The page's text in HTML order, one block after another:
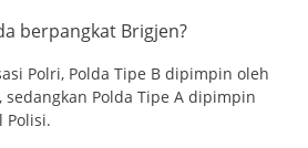
berpangkat Brigjen?
Polri, Polda Tipe B dipimpin oleh
sedangkan Polda Tipe A dipimpin
Polisi.